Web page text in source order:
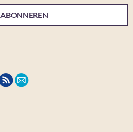
ABONNEREN